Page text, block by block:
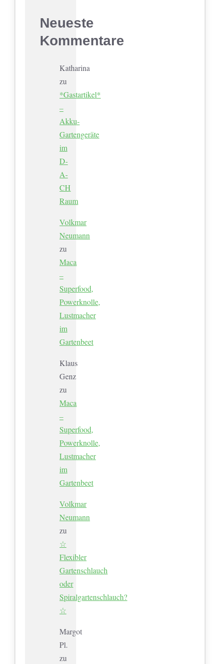
Neueste
Kommentare
Katharina
zu
*Gastartikel*
–
Akku-
Gartengeräte
im
D-
A-
CH
Raum
Volkmar
Neumann
zu
Maca
–
Superfood,
Powerknolle,
Lustmacher
im
Gartenbeet
Klaus
Genz
zu
Maca
–
Superfood,
Powerknolle,
Lustmacher
im
Gartenbeet
Volkmar
Neumann
zu
☆
Flexibler
Gartenschlauch
oder
Spiralgartenschlauch?
☆
Margot
Pl.
zu